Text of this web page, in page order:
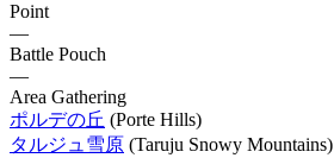
Point
—
Battle Pouch
—
Area Gathering
ポルデの丘 (Porte Hills)
タルジュ雪原 (Taruju Snowy Mountains)